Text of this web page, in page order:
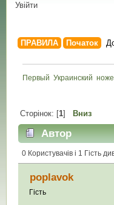
Увійти
ПРАВИЛА Початок
Первый  Украинский
Сторінок: [1] Вниз
Автор
0 Користувачів і 1 Гість
poplavok
Гість